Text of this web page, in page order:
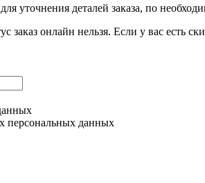
уточнения деталей заказа, по
заказ онлайн нельзя. Если у вас есть
персональных данных